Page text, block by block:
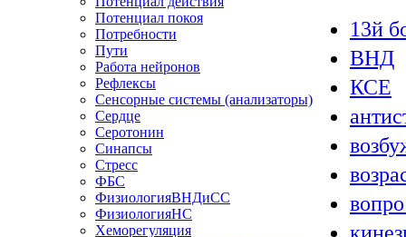
Потенциал покоя
Потребности
Пути
Работа нейронов
Рефлексы
Сенсорные системы (анализаторы)
Сердце
Серотонин
Синапсы
Стресс
ФБС
ФизиологияВНДиСС
ФизиологияНС
Хеморегуляция
13й
ВНД
КСЕ